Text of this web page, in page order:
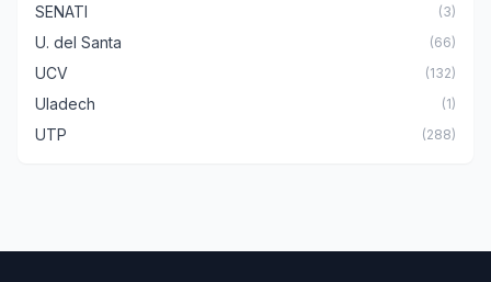
SENATI (3)
U. del Santa (66)
UCV (132)
Uladech (1)
UTP (288)